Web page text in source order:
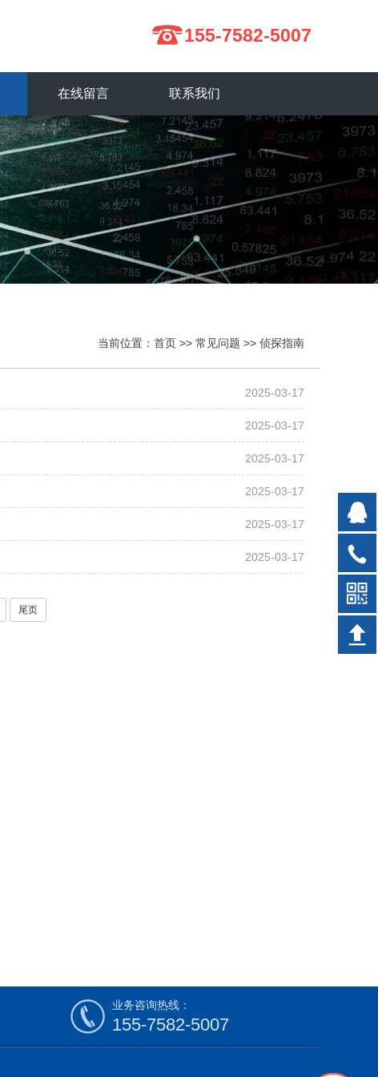
155-7582-5007
在线留言 联系我们
当前位置： 首页 >> 常见问题 >> 侦探指南
2025-03-17
2025-03-17
2025-03-17
2025-03-17
2025-03-17
2025-03-17
尾页
业务咨询热线：
155-7582-5007